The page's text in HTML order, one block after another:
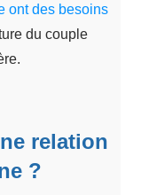
ont des besoins
du couple
relation
?